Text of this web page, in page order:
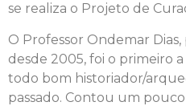
se realiza o Projeto de
O Professor Ondemar
desde 2005, foi o primeiro
todo bom historiador/
passado. Contou um